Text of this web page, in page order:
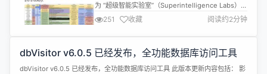
为 “超级智能实验室”（Superintelligence Labs）的
新部门，旨在推动基础模型的开发。据内部消息人士
透露，该实验室目前已成功招募44名顶尖人才，令人
瞩目的是，约一半的员工来自中国，而40% 的员工
伯格以其豪爽的投资风格而闻名，曾经投...
251 收藏 阅读约2分钟
dbVisitor v6.0.5 已经发布，全功能数据库访问工具
dbVisitor v6.0.5 已经发布，全功能数据库访问工具 此版本更新内容包括： 影